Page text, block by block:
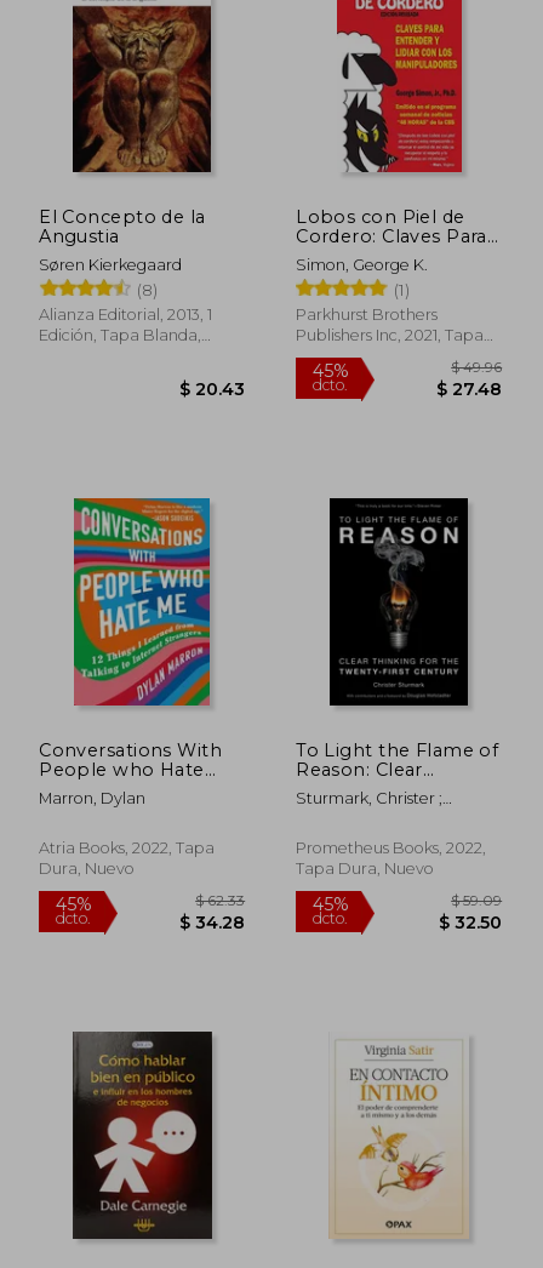
El Concepto de la
Angustia
Søren Kierkegaard
(8)
Alianza Editorial, 2013, 1
Edición, Tapa Blanda,
Lobos con Piel de
Cordero: Claves Para
Entender y Lidial con
los Manipuladores
Simon, George K.
(1)
Parkhurst Brothers
Publishers Inc, 2021, Tapa
Blanda, Nuevo
45%
dcto.
Conversations With
People who Hate
me: 12 Things i
Learned From
Strangers (en Inglés)
Marron, Dylan
Atria Books, 2022, Tapa
Dura, Nuevo
To Light the Flame of
Reason: Clear
Thinking for the
Twenty-First Century
Sturmark, Christer ;
Hofstadter, Douglas
Prometheus Books, 2022,
Tapa Dura, Nuevo